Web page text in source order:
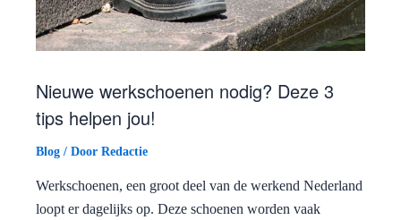
Nieuwe werkschoenen nodig? Deze 3
tips helpen jou!
Blog / Door Redactie
Werkschoenen, een groot deel van de werkend Nederland
loopt er dagelijks op. Deze schoenen worden vaak